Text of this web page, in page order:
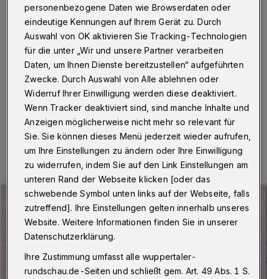
Wuppertal·Günter Pröpper, ehemalige Bundesliga-
Torjäger des Wuppertaler SV, feiert am 8. Dezember
2021 seinen 80. Geburtstag. Die Initiative „Sportstadt
Wuppertal“ gibt aus diesem Anlass einen 0-Euro-
Souvenirschein heraus.
09.11.2021 , 13:38 Uhr
personenbezogene Daten wie Browserdaten oder
eindeutige Kennungen auf Ihrem Gerät zu. Durch
Auswahl von OK aktivieren Sie Tracking-Technologien
für die unter „Wir und unsere Partner verarbeiten
Daten, um Ihnen Dienste bereitzustellen“ aufgeführten
Zwecke. Durch Auswahl von Alle ablehnen oder
Widerruf Ihrer Einwilligung werden diese deaktiviert.
Wenn Tracker deaktiviert sind, sind manche Inhalte und
Anzeigen möglicherweise nicht mehr so relevant für
Sie. Sie können dieses Menü jederzeit wieder aufrufen,
um Ihre Einstellungen zu ändern oder Ihre Einwilligung
zu widerrufen, indem Sie auf den Link Einstellungen am
unteren Rand der Webseite klicken [oder das
schwebende Symbol unten links auf der Webseite, falls
zutreffend]. Ihre Einstellungen gelten innerhalb unseres
Website. Weitere Informationen finden Sie in unserer
Datenschutzerklärung.
Ihre Zustimmung umfasst alle wuppertaler-
rundschau.de-Seiten und schließt gem. Art. 49 Abs. 1 S.